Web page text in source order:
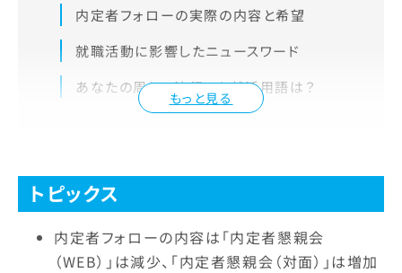
もっと見る
内定者フォローの実際の内容と希望
就職活動に影響したニュースワード
あなたの周りで流行った就活用語は？
トピックス
内定者フォローの内容は「内定者懇親会
（WEB）」は減少、「内定者懇親会（対面）」は増加